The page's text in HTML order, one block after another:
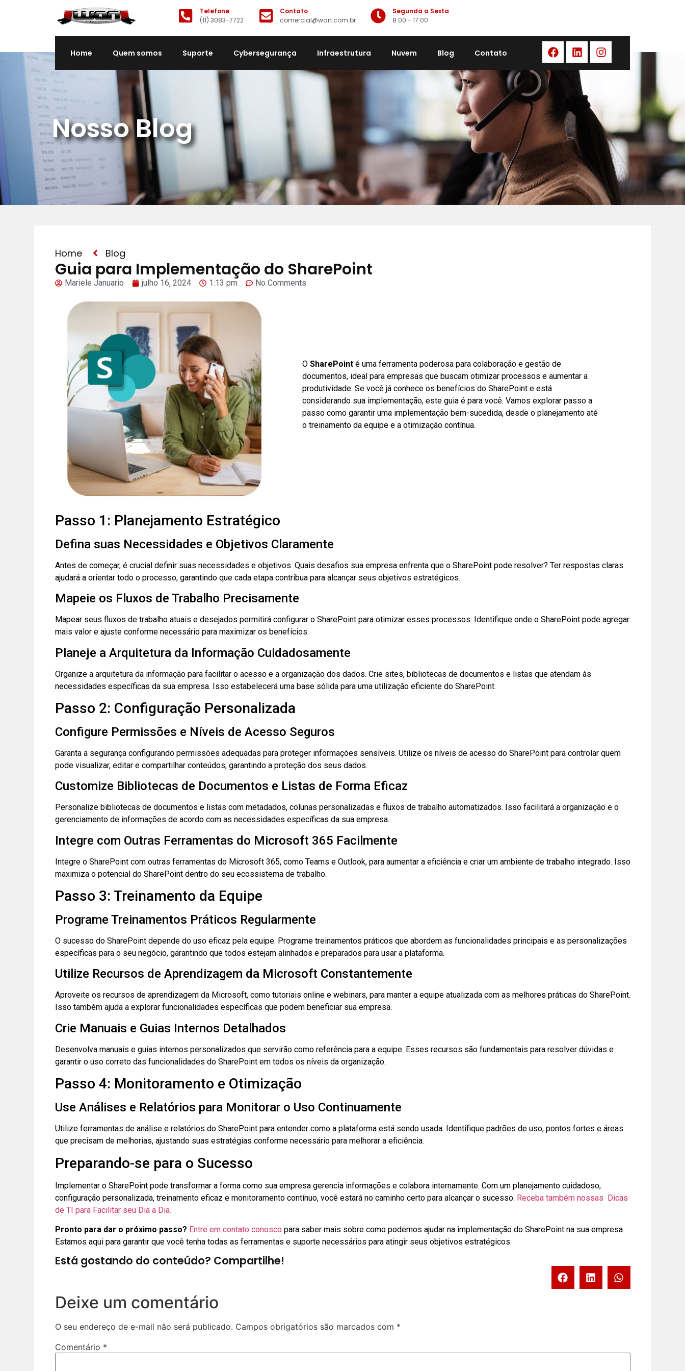
Telefone
(11) 3083-7722
Contato
comercial@wan.com.br
Segunda a Sexta
8:00 - 17:00
Home Quem somos Suporte Cybersegurança Infraestrutura Nuvem Blog Contato
Nosso Blog
Home Blog
Guia para Implementação do SharePoint
Mariele Januario julho 16, 2024 1:13 pm No Comments
O SharePointé uma ferramenta poderosa para colaboração e gestão de
documentos, ideal para empresas que buscam otimizar processos e aumentar a
produtividade. Se você já conhece os benefícios do SharePoint e está
considerando sua implementação, este guia é para você. Vamos explorar passo a
passo como garantir uma implementação bem-sucedida, desde o planejamento até
o treinamento da equipe e a otimização contínua.
Passo 1: Planejamento Estratégico
Defina suas Necessidades e Objetivos Claramente
Antes de começar, é crucial definir suas necessidades e objetivos. Quais desafios sua empresa enfrenta que o SharePoint pode resolver? Ter respostas claras
ajudará a orientar todo o processo, garantindo que cada etapa contribua para alcançar seus objetivos estratégicos.
Mapeie os Fluxos de Trabalho Precisamente
Mapear seus fluxos de trabalho atuais e desejados permitirá configurar o SharePoint para otimizar esses processos. Identifique onde o SharePoint pode agregar
mais valor e ajuste conforme necessário para maximizar os benefícios.
Planeje a Arquitetura da Informação Cuidadosamente
Organize a arquitetura da informação para facilitar o acesso e a organização dos dados. Crie sites, bibliotecas de documentos e listas que atendam às
necessidades específicas da sua empresa. Isso estabelecerá uma base sólida para uma utilização eficiente do SharePoint.
Passo 2: Configuração Personalizada
Configure Permissões e Níveis de Acesso Seguros
Garanta a segurança configurando permissões adequadas para proteger informações sensíveis. Utilize os níveis de acesso do SharePoint para controlar quem
pode visualizar, editar e compartilhar conteúdos, garantindo a proteção dos seus dados.
Customize Bibliotecas de Documentos e Listas de Forma Eficaz
Personalize bibliotecas de documentos e listas com metadados, colunas personalizadas e fluxos de trabalho automatizados. Isso facilitará a organização e o
gerenciamento de informações de acordo com as necessidades específicas da sua empresa.
Integre com Outras Ferramentas do Microsoft 365 Facilmente
Integre o SharePoint com outras ferramentas do Microsoft 365, como Teams e Outlook, para aumentar a eficiência e criar um ambiente de trabalho integrado. Isso
maximiza o potencial do SharePoint dentro do seu ecossistema de trabalho.
Passo 3: Treinamento da Equipe
Programe Treinamentos Práticos Regularmente
O sucesso do SharePoint depende do uso eficaz pela equipe. Programe treinamentos práticos que abordem as funcionalidades principais e as personalizações
específicas para o seu negócio, garantindo que todos estejam alinhados e preparados para usar a plataforma.
Utilize Recursos de Aprendizagem da Microsoft Constantemente
Aproveite os recursos de aprendizagem da Microsoft, como tutoriais online e webinars, para manter a equipe atualizada com as melhores práticas do SharePoint.
Isso também ajuda a explorar funcionalidades específicas que podem beneficiar sua empresa.
Crie Manuais e Guias Internos Detalhados
Desenvolva manuais e guias internos personalizados que servirão como referência para a equipe. Esses recursos são fundamentais para resolver dúvidas e
garantir o uso correto das funcionalidades do SharePoint em todos os níveis da organização.
Passo 4: Monitoramento e Otimização
Use Análises e Relatórios para Monitorar o Uso Continuamente
Utilize ferramentas de análise e relatórios do SharePoint para entender como a plataforma está sendo usada. Identifique padrões de uso, pontos fortes e áreas
que precisam de melhorias, ajustando suas estratégias conforme necessário para melhorar a eficiência.
Preparando-se para o Sucesso
Implementar o SharePoint pode transformar a forma como sua empresa gerencia informações e colabora internamente. Com um planejamento cuidadoso,
configuração personalizada, treinamento eficaz e monitoramento contínuo, você estará no caminho certo para alcançar o sucesso. Receba também nossas Dicas
de TI para Facilitar seu Dia a Dia.
Pronto para dar o próximo passo? Entre em contato conosco para saber mais sobre como podemos ajudar na implementação do SharePoint na sua empresa.
Estamos aqui para garantir que você tenha todas as ferramentas e suporte necessários para atingir seus objetivos estratégicos.
Está gostando do conteúdo? Compartilhe!
Deixe um comentário
O seu endereço de e-mail não será publicado. Campos obrigatórios são marcados com *
Comentário *